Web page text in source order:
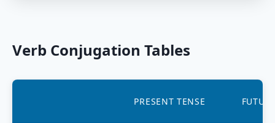
Verb Conjugation Tables
PRESENT TENSE